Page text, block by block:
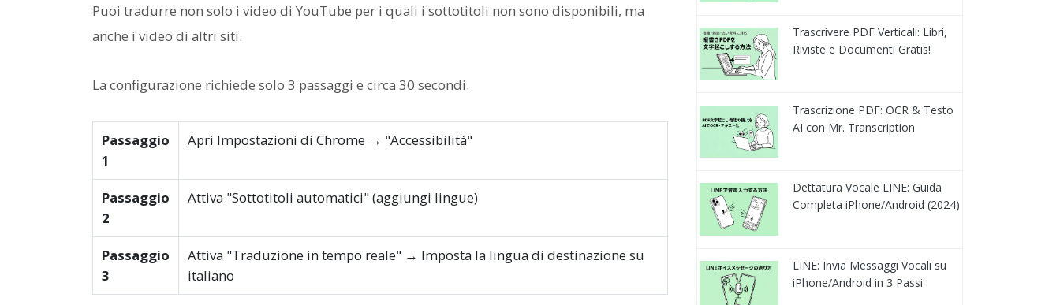
Puoi tradurre non solo i video di YouTube per i quali i sottotitoli non sono disponibili, ma
anche i video di altri siti.
La configurazione richiede solo 3 passaggi e circa 30 secondi.
Passaggio
1
Apri Impostazioni di Chrome → "Accessibilità"
Passaggio
2
Attiva "Sottotitoli automatici" (aggiungi lingue)
Passaggio
3
Attiva "Traduzione in tempo reale" → Imposta la lingua di destinazione su
italiano
Trascrivere PDF Verticali: Libri,
Riviste e Documenti Gratis!
Trascrizione PDF: OCR & Testo
AI con Mr. Transcription
Dettatura Vocale LINE: Guida
Completa iPhone/Android (2024)
LINE: Invia Messaggi Vocali su
iPhone/Android in 3 Passi